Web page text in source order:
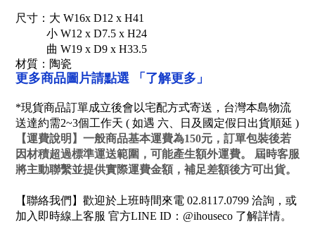
尺寸： 大 W16x D12 x H41
小 W12 x D7.5 x H24
曲 W19 x D9 x H33.5
材質：陶瓷
更多商品圖片請點選 「了解更多」
*現貨商品訂單成立後會以宅配方式寄送，台灣本島物流
送達約需2~3個工作天 ( 如遇 六、日及國定假日出貨順延 )
【運費說明 】一般商品基本運費為150元，訂單包裝後若
因材積超過標準運送範圍，可能產生額外運費。 屆時客服
將主動聯繫並提供實際運費金額，補足差額後方可出貨。
【聯絡我們】歡迎於上班時間來電 02.8117.0799 洽詢，或
加入即時線上客服 官方LINE ID：@ihouseco 了解詳情。